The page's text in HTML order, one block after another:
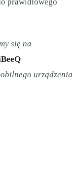
się na
urządzenia